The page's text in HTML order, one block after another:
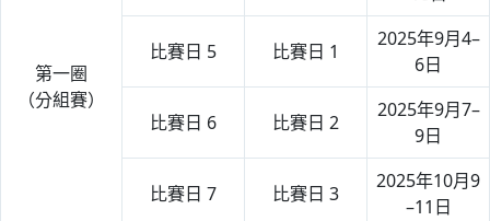
第一圈
（分組賽）
比賽日 5 比賽日 1
2025年9月4–
6日
比賽日 6 比賽日 2
2025年9月7–
9日
比賽日 7 比賽日 3
2025年10月9
–11日